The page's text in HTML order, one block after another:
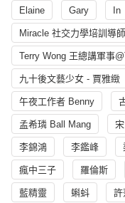
Elaine Gary In
Miracle 社交力學培訓導師
Terry Wong 王總講軍事
九十後文藝少女 - 賈雅緻
午夜工作者 Benny
孟希璘 Ball Mang
李錦鴻 李鑑峰
瘋中三子 羅倫斯
藍精靈 蝌蚪 許